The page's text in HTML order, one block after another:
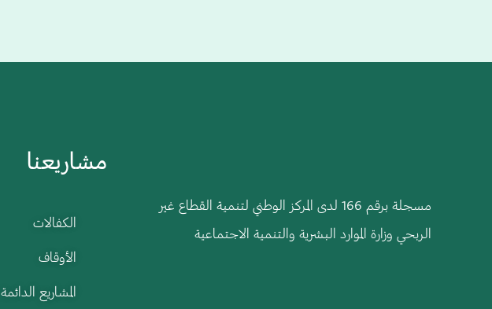
مسجلة برقم 166 لدى المركز الوطني لتنمية القطاع غير
الربحي وزارة الموارد البشرية والتنمية الاجتماعية
مشاريعنا
الكفالات
الأوقاف
المشاريع الدائمة